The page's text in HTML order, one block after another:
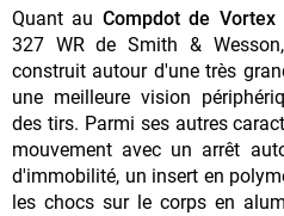
Quant au Compdot de Vortex
327 WR de Smith &
construit autour d'une très
une meilleure vision
des tirs. Parmi ses autres
mouvement avec un arrêt
d'immobilité, un insert en
les chocs sur le corps en